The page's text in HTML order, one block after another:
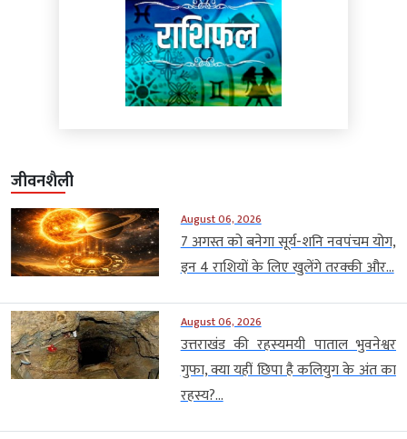
जीवनशैली
August 06, 2026
7 अगस्त को बनेगा सूर्य-शनि नवपंचम योग,
इन 4 राशियों के लिए खुलेंगे तरक्की और...
August 06, 2026
उत्तराखंड की रहस्यमयी पाताल भुवनेश्वर
गुफा, क्या यहीं छिपा है कलियुग के अंत का
रहस्य?...